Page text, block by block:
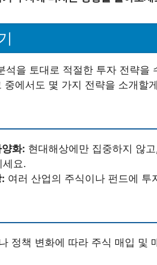
석을 토대로 적절한 투자 전략을
에서도 몇 가지 전략을 소개할
화: 현대해상에만 집중하지 않
세요.
여러 산업의 주식이나 펀드에 투
정책 변화에 따라 주식 매입 및